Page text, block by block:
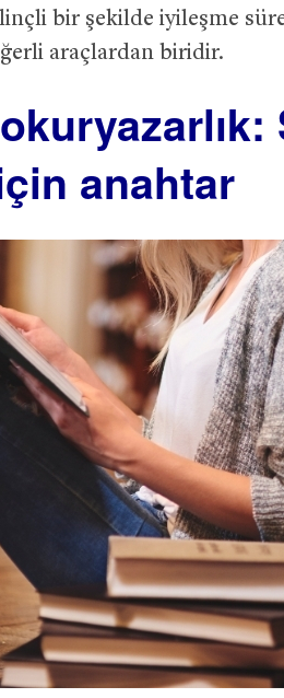
bir şekilde iyileşme
araçlardan biridir.
anahtar